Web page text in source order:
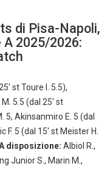
di Pisa-Napoli,
A 2025/2026:
st Toure I. 5.5),
5.5 (dal 25′ st
5, Akinsanmiro E. 5 (dal
F. 5 (dal 15′ st Meister H.
disposizione: Albiol R.,
Junior S., Marin M.,